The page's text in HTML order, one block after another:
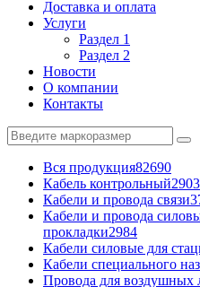
Доставка и оплата
Услуги
Раздел 1
Раздел 2
Новости
О компании
Контакты
Вся продукция82690
Кабель контрольный2903
Кабели и провода связи
Кабели и провода
прокладки2984
Кабели силовые для
Кабели специального
Провода для воздушных